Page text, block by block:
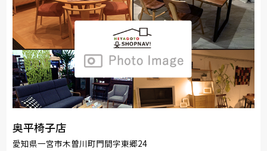
奥平椅子店
愛知県一宮市木曽川町門間字東郷24